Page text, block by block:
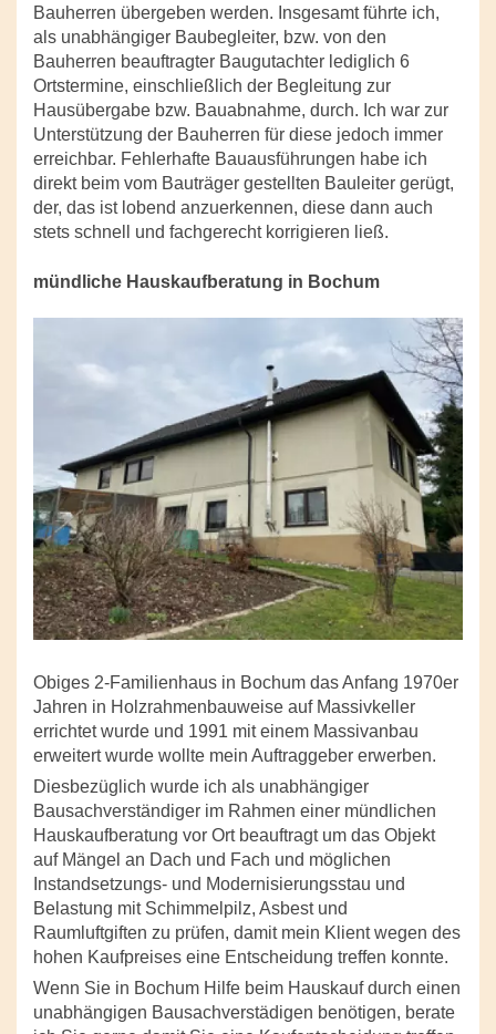
Bauherren übergeben werden. Insgesamt führte ich,
als unabhängiger Baubegleiter, bzw. von den
Bauherren beauftragter Baugutachter lediglich 6
Ortstermine, einschließlich der Begleitung zur
Hausübergabe bzw. Bauabnahme, durch. Ich war zur
Unterstützung der Bauherren für diese jedoch immer
erreichbar. Fehlerhafte Bauausführungen habe ich
direkt beim vom Bauträger gestellten Bauleiter gerügt,
der, das ist lobend anzuerkennen, diese dann auch
stets schnell und fachgerecht korrigieren ließ.
mündliche Hauskaufberatung in Bochum
Obiges 2-Familienhaus in Bochum das Anfang 1970er
Jahren in Holzrahmenbauweise auf Massivkeller
errichtet wurde und 1991 mit einem Massivanbau
erweitert wurde wollte mein Auftraggeber erwerben.
Diesbezüglich wurde ich als unabhängiger
Bausachverständiger im Rahmen einer mündlichen
Hauskaufberatung vor Ort beauftragt um das Objekt
auf Mängel an Dach und Fach und möglichen
Instandsetzungs- und Modernisierungsstau und
Belastung mit Schimmelpilz, Asbest und
Raumluftgiften zu prüfen, damit mein Klient wegen des
hohen Kaufpreises eine Entscheidung treffen konnte.
Wenn Sie in Bochum Hilfe beim Hauskauf durch einen
unabhängigen Bausachverstädigen benötigen, berate